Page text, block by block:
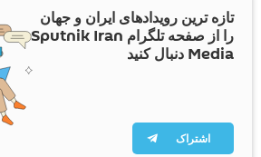
تازه ترین رویدادهای ایران و جهان
را از صفحه تلگرام Sputnik Iran
Media دنبال کنید
اشتراک